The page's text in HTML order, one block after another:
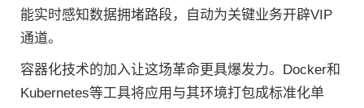
能实时感知数据拥堵路段，自动为关键业务开辟VIP
通道。
容器化技术的加入让这场革命更具爆发力。Docker和
Kubernetes等工具将应用与其环境打包成标准化单